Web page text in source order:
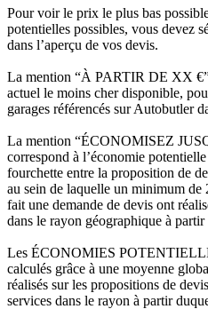
Pour voir le prix le plus bas
potentielles possibles, vous devez
dans l’aperçu de vos devis.
La mention “À PARTIR DE XX
actuel le moins cher disponible,
garages référencés sur Autobutler
La mention “ÉCONOMISEZ
correspond à l’économie
fourchette entre la proposition de
au sein de laquelle un minimum de
fait une demande de devis ont
dans le rayon géographique à
Les ÉCONOMIES
calculés grâce à une moyenne
réalisés sur les propositions de
services dans le rayon à partir